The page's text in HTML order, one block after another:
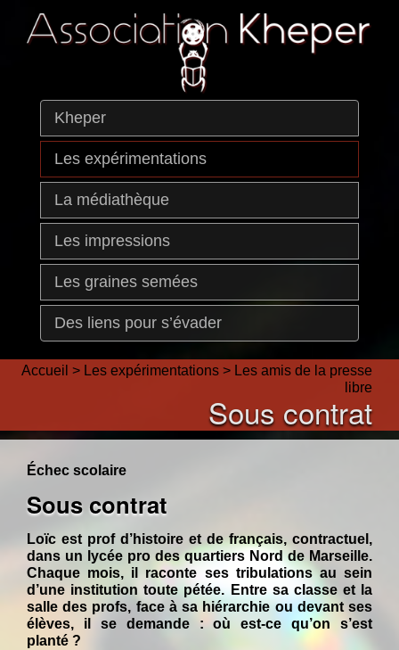
Kheper
Les expérimentations
La médiathèque
Les impressions
Les graines semées
Des liens pour s’évader
Accueil > Les expérimentations > Les amis de la presse
libre
Sous contrat
Échec scolaire
Sous contrat
Loïc est prof d’histoire et de français, contractuel,
dans un lycée pro des quartiers Nord de Marseille.
Chaque mois, il raconte ses tribulations au sein
d’une institution toute pétée. Entre sa classe et la
salle des profs, face à sa hiérarchie ou devant ses
élèves, il se demande : où est-ce qu’on s’est
planté ?